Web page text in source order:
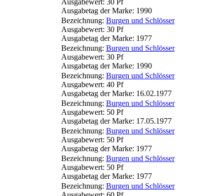
Ausgabetag der Marke: 1990
Bezeichnung: Burgen und Schlösser
Ausgabewert: 30 Pf
Ausgabetag der Marke: 1977
Bezeichnung: Burgen und Schlösser
Ausgabewert: 30 Pf
Ausgabetag der Marke: 1990
Bezeichnung: Burgen und Schlösser
Ausgabewert: 40 Pf
Ausgabetag der Marke: 16.02.1977
Bezeichnung: Burgen und Schlösser
Ausgabewert: 50 Pf
Ausgabetag der Marke: 17.05.1977
Bezeichnung: Burgen und Schlösser
Ausgabewert: 50 Pf
Ausgabetag der Marke: 1977
Bezeichnung: Burgen und Schlösser
Ausgabewert: 50 Pf
Ausgabetag der Marke: 1977
Bezeichnung: Burgen und Schlösser